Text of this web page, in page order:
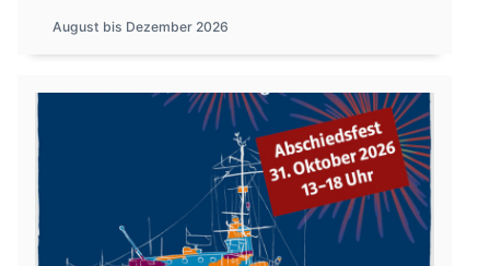
August bis Dezember 2026